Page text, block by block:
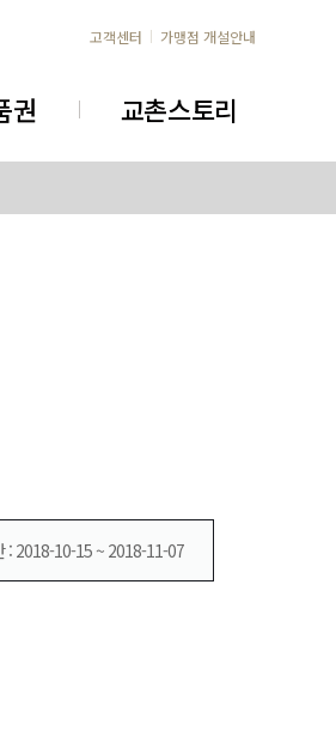
고객센터
가맹점 개설안내
권 교촌스토리
: 2018-10-15 ~ 2018-11-07